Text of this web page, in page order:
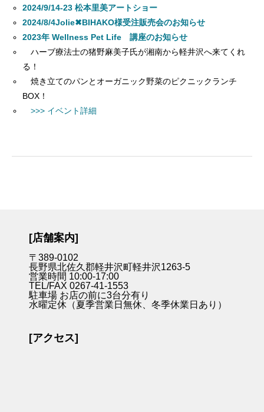
2024/9/14-23 松本里美アートショー
2024/8/4Jolie✖BIHAKO様受注販売会のお知らせ
2023年 Wellness Pet Life 講座のお知らせ
ハーブ療法士の猪野麻美子氏が湘南から軽井沢へ来てくれ
る！
焼き立てのパンとオーガニック野菜のピクニックランチ
BOX！
>>> イベント詳細
[店舗案内]
〒389-0102
長野県北佐久郡軽井沢町軽井沢1263-5
営業時間 10:00-17:00
TEL/FAX 0267-41-1553
駐車場 お店の前に3台分有り
水曜定休（夏季営業日無休、冬季休業日あり）
[アクセス]